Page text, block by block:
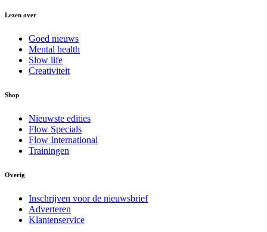
Lezen over
Goed nieuws
Mental health
Slow life
Creativiteit
Shop
Nieuwste edities
Flow Specials
Flow International
Trainingen
Overig
Inschrijven voor de nieuwsbrief
Adverteren
Klantenservice